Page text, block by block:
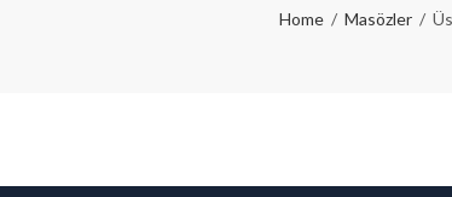
Home Masözler